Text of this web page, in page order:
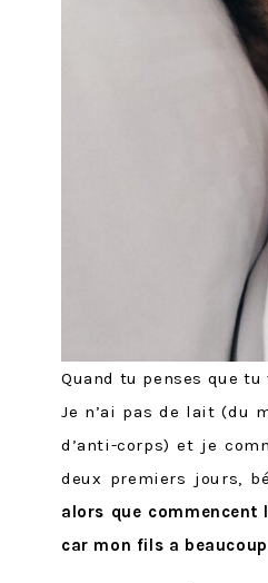
Quand tu penses que
Je n’ai pas de lait (du
d’anti-corps) et je
deux premiers jours,
alors que
car mon fils a